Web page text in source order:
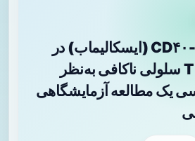
چرا داروی ضد‑CD۴۰ (ایسکالیماب) در
مهار پاسخ‌های T سلولی ناکافی به‌نظر
یک مطالعه آزمایشگاهی